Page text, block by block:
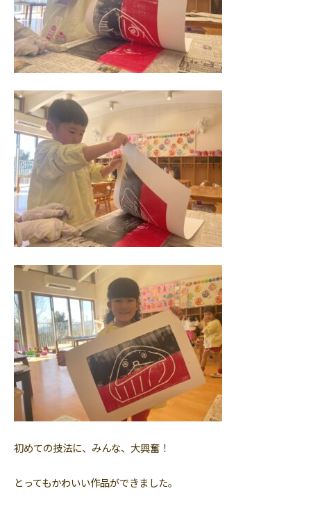
初めての技法に、みんな、大興奮！
とってもかわいい作品ができました。